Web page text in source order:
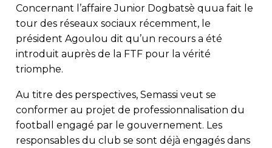
Concernant l’affaire Junior Dogbatsè quua fait le
tour des réseaux sociaux récemment, le
président Agoulou dit qu’un recours a été
introduit auprès de la FTF pour la vérité
triomphe.
Au titre des perspectives, Semassi veut se
conformer au projet de professionnalisation du
football engagé par le gouvernement. Les
responsables du club se sont déjà engagés dans